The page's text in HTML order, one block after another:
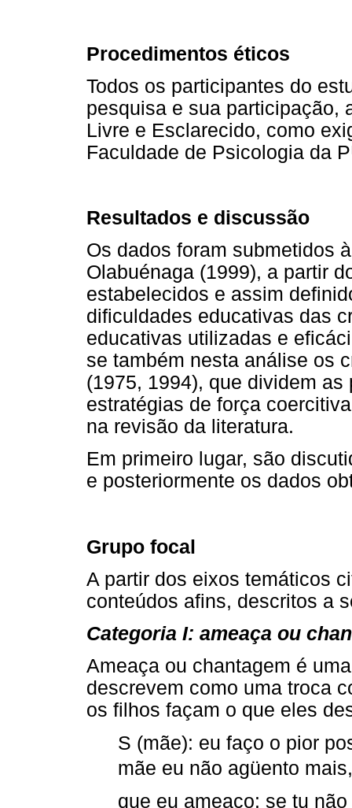
Procedimentos éticos
Todos os participantes do
pesquisa e sua participação,
Livre e Esclarecido, como
Faculdade de Psicologia da
Resultados e discussão
Os dados foram submetidos
Olabuénaga (1999), a partir
estabelecidos e assim
dificuldades educativas das
educativas utilizadas e
se também nesta análise os
(1975, 1994), que dividem
estratégias de força
na revisão da literatura.
Em primeiro lugar, são
e posteriormente os dados
Grupo focal
A partir dos eixos temáticos
conteúdos afins, descritos a
Categoria I: ameaça ou
Ameaça ou chantagem é
descrevem como uma troca
os filhos façam o que eles
S (mãe): eu faço o pior
mãe eu não agüento
que eu ameaço: se tu